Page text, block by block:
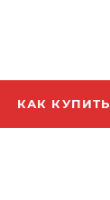
КАК КУПИТЬ